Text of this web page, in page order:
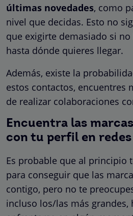
últimas novedades, como
nivel que decidas. Esto no
que exigirte demasiado si no
hasta dónde quieres llegar.
Además, existe la
estos contactos, encuentres
de realizar colaboraciones
Encuentra las
con tu perfil en redes
Es probable que al principio
para conseguir que las
contigo, pero no te
incluso los/las más grandes,